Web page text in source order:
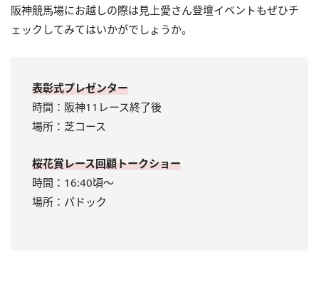
阪神競馬場にお越しの際は見上愛さん登壇イベントもぜひチ
ェックしてみてはいかがでしょうか。
表彰式プレゼンター
時間：阪神11レース終了後
場所：芝コース
桜花賞レース回顧トークショー
時間：16:40頃～
場所：パドック